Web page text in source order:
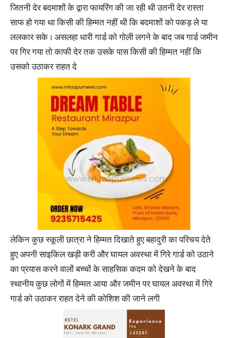
जितनी देर बदमाशों के द्वारा फायरिंग की जा रही थी उतनी देर रास्ता
साफ हो गया था किसी की हिम्मत नहीं थी कि बदमाशों को पकड़ ले या
ललकार सके । असलहा धारी गार्ड को गोली लगने के बाद जब गार्ड जमीन
पर गिर गया तो काफी देर तक उसके पास किसी की हिम्मत नहीं कि
उसको उठाकर राहत दे
लेकिन कुछ स्कूली छात्रा ने हिम्मत दिखाते हुए बहादुरी का परिचय देते
हुए अपनी साइकिल खड़ी करी और घायल अवस्था में गिरे गार्ड को उठाने
का प्रयास करने वालों बच्चों के साहसिक कदम को देखने के बाद
स्थानीय कुछ लोगों में हिम्मत आया और जमीन पर घायल अवस्था में गिरे
गार्ड को उठाकर राहत देने की कोशिश की जाने लगी